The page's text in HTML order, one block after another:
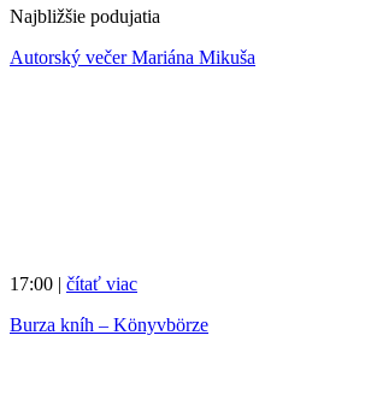
Najbližšie podujatia
Autorský večer Mariána Mikuša
17:00 | čítať viac
Burza kníh – Könyvbörze